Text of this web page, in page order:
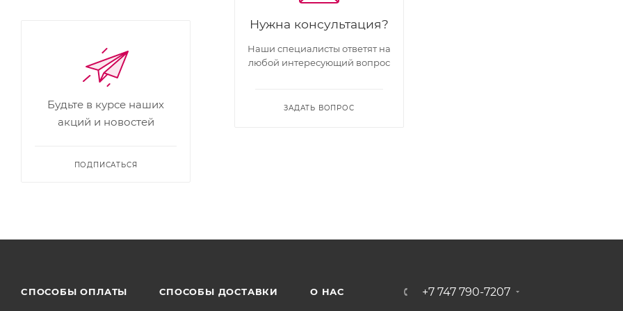
Нужна консультация?
Наши специалисты ответят на
любой интересующий вопрос
ЗАДАТЬ ВОПРОС
Будьте в курсе наших
акций и новостей
ПОДПИСАТЬСЯ
CПОСОБЫ ОПЛАТЫ СПОСОБЫ ДОСТАВКИ О НАС +7 747 790-7207